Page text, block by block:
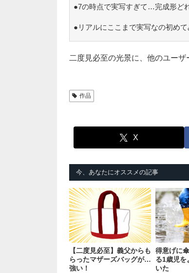
●7の時点で実写すぎて…完成形ど
●リアルにここまで実写なの初めて
二度見必至の光景に、他のユー
作品
X
今、あなたにオススメの記事
【二度見必至】義父からも
らったマザーズバッグが…
強い！
得意げに
る1歳児
いた